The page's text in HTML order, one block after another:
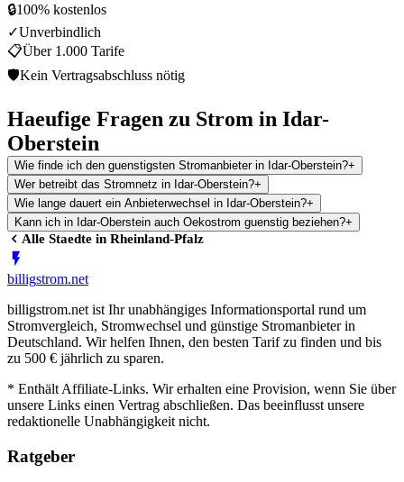
🔒100% kostenlos
✓Unverbindlich
📋Über 1.000 Tarife
🛡Kein Vertragsabschluss nötig
Haeufige Fragen zu Strom in Idar-
Oberstein
Wie finde ich den guenstigsten Stromanbieter in Idar-Oberstein?+
Wer betreibt das Stromnetz in Idar-Oberstein?+
Wie lange dauert ein Anbieterwechsel in Idar-Oberstein?+
Kann ich in Idar-Oberstein auch Oekostrom guenstig beziehen?+
Alle Staedte in Rheinland-Pfalz
billigstrom.net
billigstrom.net ist Ihr unabhängiges Informationsportal rund um
Stromvergleich, Stromwechsel und günstige Stromanbieter in
Deutschland. Wir helfen Ihnen, den besten Tarif zu finden und bis
zu 500 € jährlich zu sparen.
* Enthält Affiliate-Links. Wir erhalten eine Provision, wenn Sie über
unsere Links einen Vertrag abschließen. Das beeinflusst unsere
redaktionelle Unabhängigkeit nicht.
Ratgeber